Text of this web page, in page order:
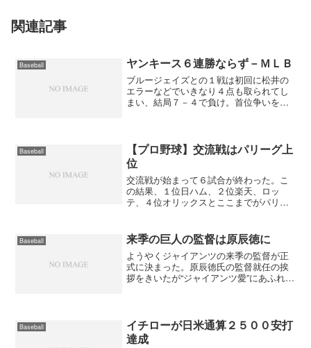
関連記事
Baseball ヤンキース６連勝ならず－ＭＬＢ
ブルージェイズとの１戦は初回に松井の
エラーなどでいきなり４点も取られてし
まい、結局７－４で負け。首位争いをし
ディアンスだが、こちらは...
Baseball
【プロ野球】交流戦はパリーグ上
位
交流戦が始まって６試合が終わった。こ
の結果、１位日ハム、２位楽天、ロッ
テ、４位オリックスとここまでがパリー
交流戦ではパリーグの方が強いですね。
出遅れていた日ハムも交流戦...
Baseball 来季の巨人の監督は原辰徳に
ようやくジャイアンツの来季の監督が正
式に決まった。原辰徳氏の監督就任の挨
拶をきいたが“ジャイアンツ愛”にあふれて
Baseball
イチローが日米通算２５００安打
達成